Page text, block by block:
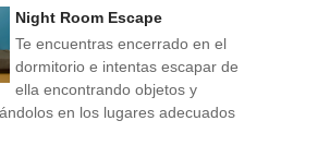
Night Room Escape
Te encuentras encerrado en el
dormitorio e intentas escapar de
ella encontrando objetos y
en los lugares adecuados